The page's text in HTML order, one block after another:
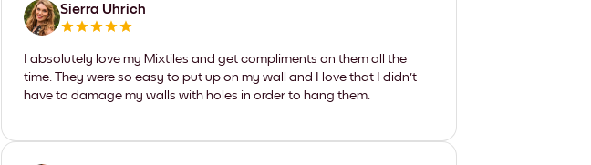
Sierra Uhrich
I absolutely love my Mixtiles and get compliments on them all the
time. They were so easy to put up on my wall and I love that I didn't
have to damage my walls with holes in order to hang them.